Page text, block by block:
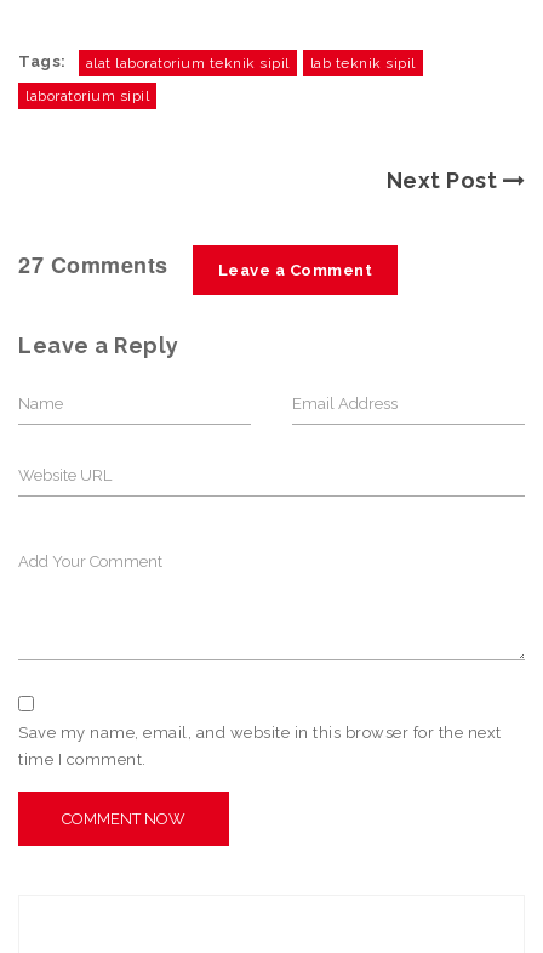
Tags: alat laboratorium teknik sipil
lab teknik sipil
laboratorium sipil
Next Post
27 Comments Leave a Comment
Leave a Reply
Save my name, email, and website in this browser for the next
time I comment.